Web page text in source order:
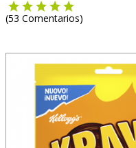
(53 Comentarios)